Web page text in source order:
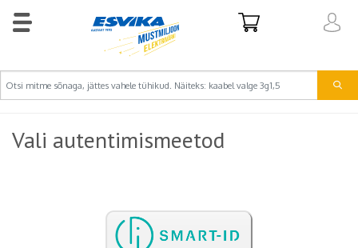
Vali autentimismeetod